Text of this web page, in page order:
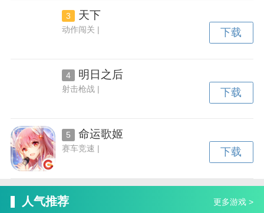
3 天下
动作闯关 | 下载
4 明日之后
射击枪战 | 下载
5 命运歌姬
赛车竞速 | 下载
人气推荐 更多游戏 >